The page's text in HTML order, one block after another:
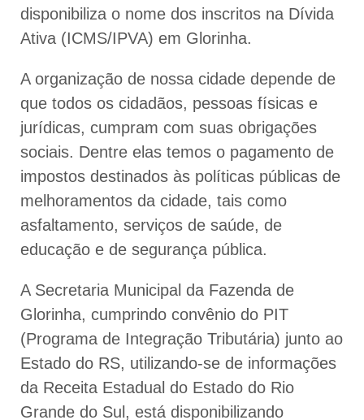
disponibiliza o nome dos inscritos na Dívida
Ativa (ICMS/IPVA) em Glorinha.
A organização de nossa cidade depende de
que todos os cidadãos, pessoas físicas e
jurídicas, cumpram com suas obrigações
sociais. Dentre elas temos o pagamento de
impostos destinados às políticas públicas de
melhoramentos da cidade, tais como
asfaltamento, serviços de saúde, de
educação e de segurança pública.
A Secretaria Municipal da Fazenda de
Glorinha, cumprindo convênio do PIT
(Programa de Integração Tributária) junto ao
Estado do RS, utilizando-se de informações
da Receita Estadual do Estado do Rio
Grande do Sul, está disponibilizando